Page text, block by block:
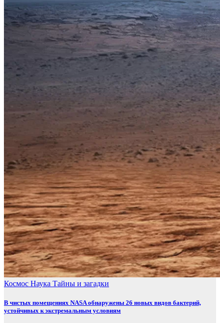
Космос Наука Тайны и загадки
В чистых помещениях NASA обнаружены 26 новых видов бактерий,
устойчивых к экстремальным условиям